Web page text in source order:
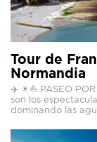
Tour de
Normandia
✈️ ☀⛵ PASEO
son los
dominando las